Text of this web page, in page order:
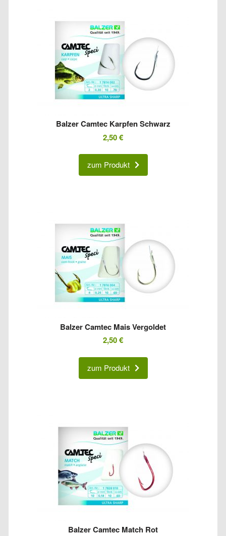
Balzer Camtec Karpfen Schwarz
2,50€
zum Produkt
Balzer Camtec Mais Vergoldet
2,50€
zum Produkt
Balzer Camtec Match Rot